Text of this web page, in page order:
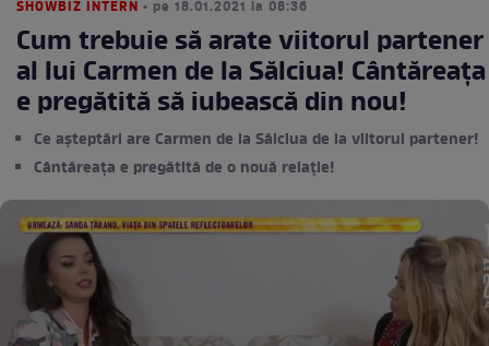
SHOWBIZ INTERN • pe 18.01.2021 la 08:36
Cum trebuie să arate viitorul partener
al lui Carmen de la Sălciua! Cântăreața
e pregătită să iubească din nou!
Ce așteptări are Carmen de la Sălciua de la viitorul partener!
Cântăreața e pregătită de o nouă relație!